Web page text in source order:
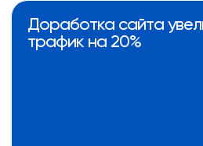
Доработка сайта
трафик на 20%